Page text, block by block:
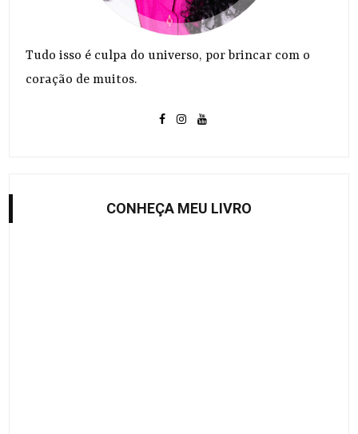
Tudo isso é culpa do universo, por brincar com o
coração de muitos.
CONHEÇA MEU LIVRO